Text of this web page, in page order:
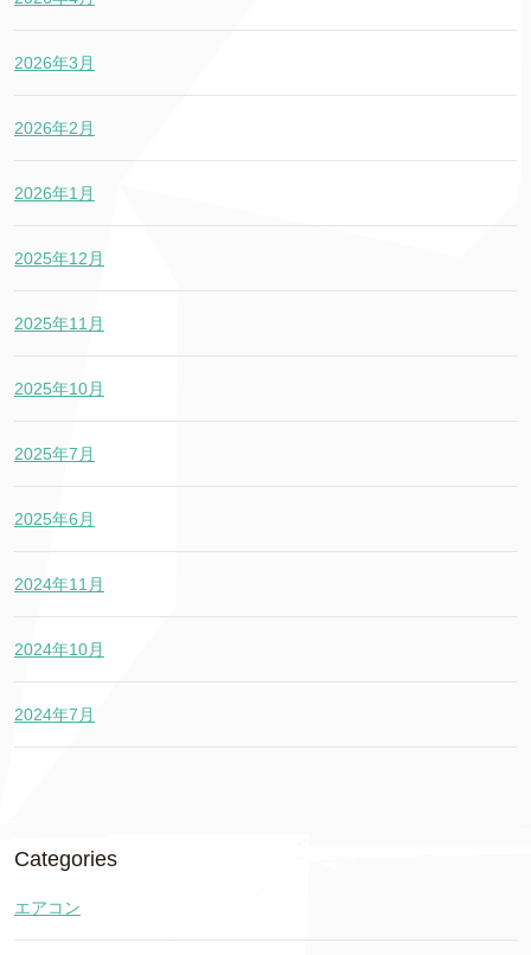
2026年3月
2026年2月
2026年1月
2025年12月
2025年11月
2025年10月
2025年7月
2025年6月
2024年11月
2024年10月
2024年7月
Categories
エアコン